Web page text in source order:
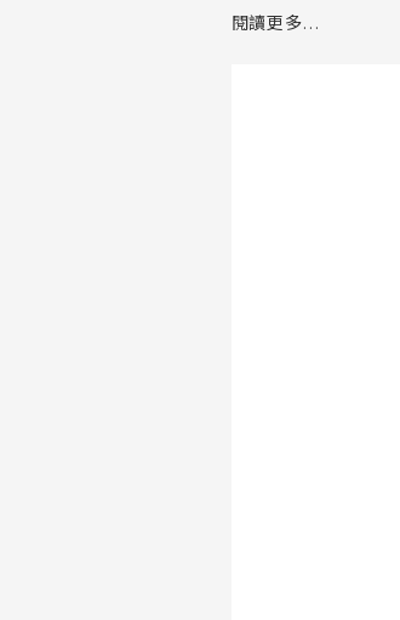
龎均在典禮致詞中
閱讀更多...